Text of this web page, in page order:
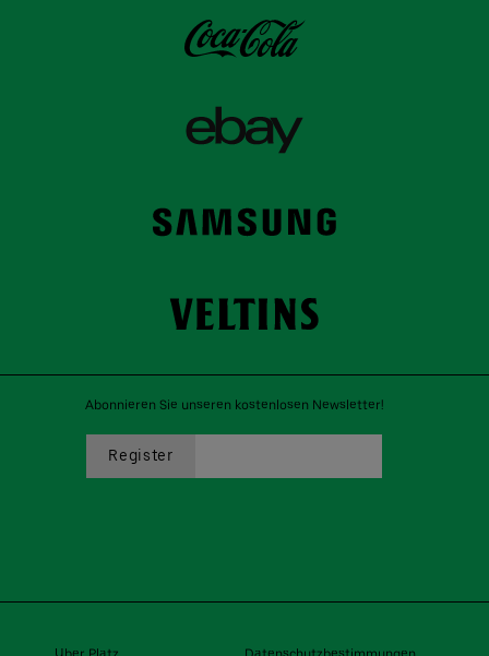
Abonnieren Sie unseren kostenlosen Newsletter!